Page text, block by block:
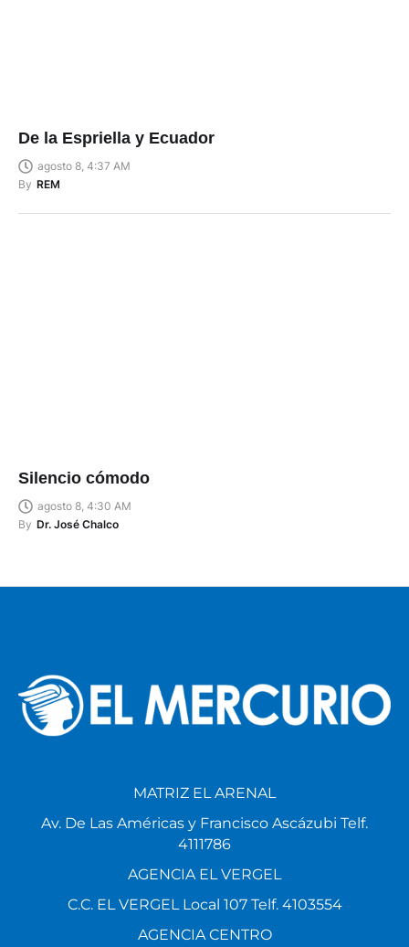
De la Espriella y Ecuador
agosto 8, 4:37 AM
By REM
Silencio cómodo
agosto 8, 4:30 AM
By Dr. José Chalco
MATRIZ EL ARENAL
Av. De Las Américas y Francisco Ascázubi Telf.
4111786
AGENCIA EL VERGEL
C.C. EL VERGEL Local 107 Telf. 4103554
AGENCIA CENTRO